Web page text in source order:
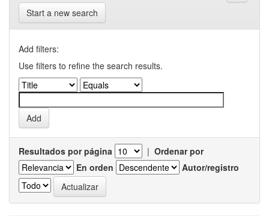
Start a new search
Add filters:
Use filters to refine the search results.
Resultados por página | Ordenar por
En orden
Autor/registro